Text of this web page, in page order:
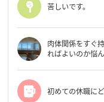
苦しいです。
肉体関係をすぐ
ればよいのか悩ん
初めての休職に